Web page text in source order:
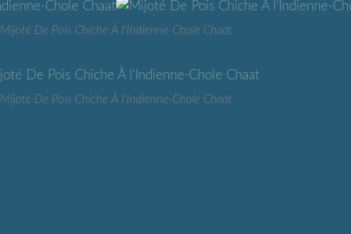
Mijoté De Pois Chiche À l'Indienne-Chole Chaat
Mijoté De Pois Chiche À l'Indienne-Chole Chaat